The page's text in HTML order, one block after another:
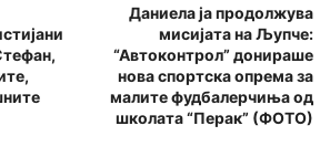
Даниела ја продолжува
мисијата на Љупче:
“Автоконтрол” донираше
нова спортска опрема за
малите фудбалерчиња од
школата “Перак” (ФОТО)